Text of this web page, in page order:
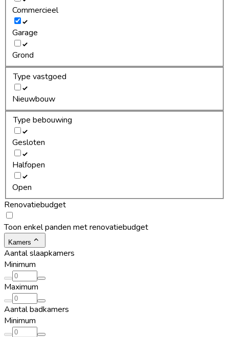
Commercieel
Garage
Grond
Type vastgoed
Nieuwbouw
Type bebouwing
Gesloten
Halfopen
Open
Renovatiebudget
Toon enkel panden met renovatiebudget
Kamers
Aantal slaapkamers
Minimum
Maximum
Aantal badkamers
Minimum